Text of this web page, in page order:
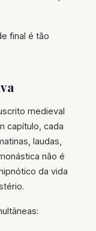
final é tão
medieval
capítulo, cada
laudas,
não é
da vida